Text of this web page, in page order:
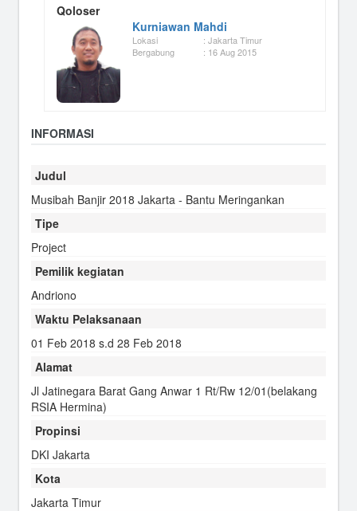
Qoloser
Kurniawan Mahdi
Lokasi
Bergabung
: Jakarta Timur
: 16 Aug 2015
INFORMASI
Judul
Musibah Banjir 2018 Jakarta - Bantu Meringankan
Tipe
Project
Pemilik kegiatan
Andriono
Waktu Pelaksanaan
01 Feb 2018 s.d 28 Feb 2018
Alamat
Jl Jatinegara Barat Gang Anwar 1 Rt/Rw 12/01(belakang
RSIA Hermina)
Propinsi
DKI Jakarta
Kota
Jakarta Timur